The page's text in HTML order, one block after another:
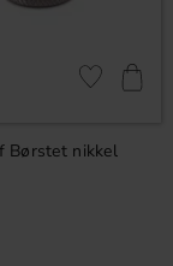
Børstet nikkel
Lagre som